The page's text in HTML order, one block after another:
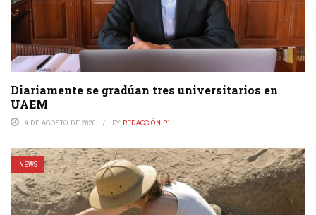
Diariamente se gradúan tres universitarios en
UAEM
4 DE AGOSTO DE 2020 BY REDACCIÓN P1
NEWS